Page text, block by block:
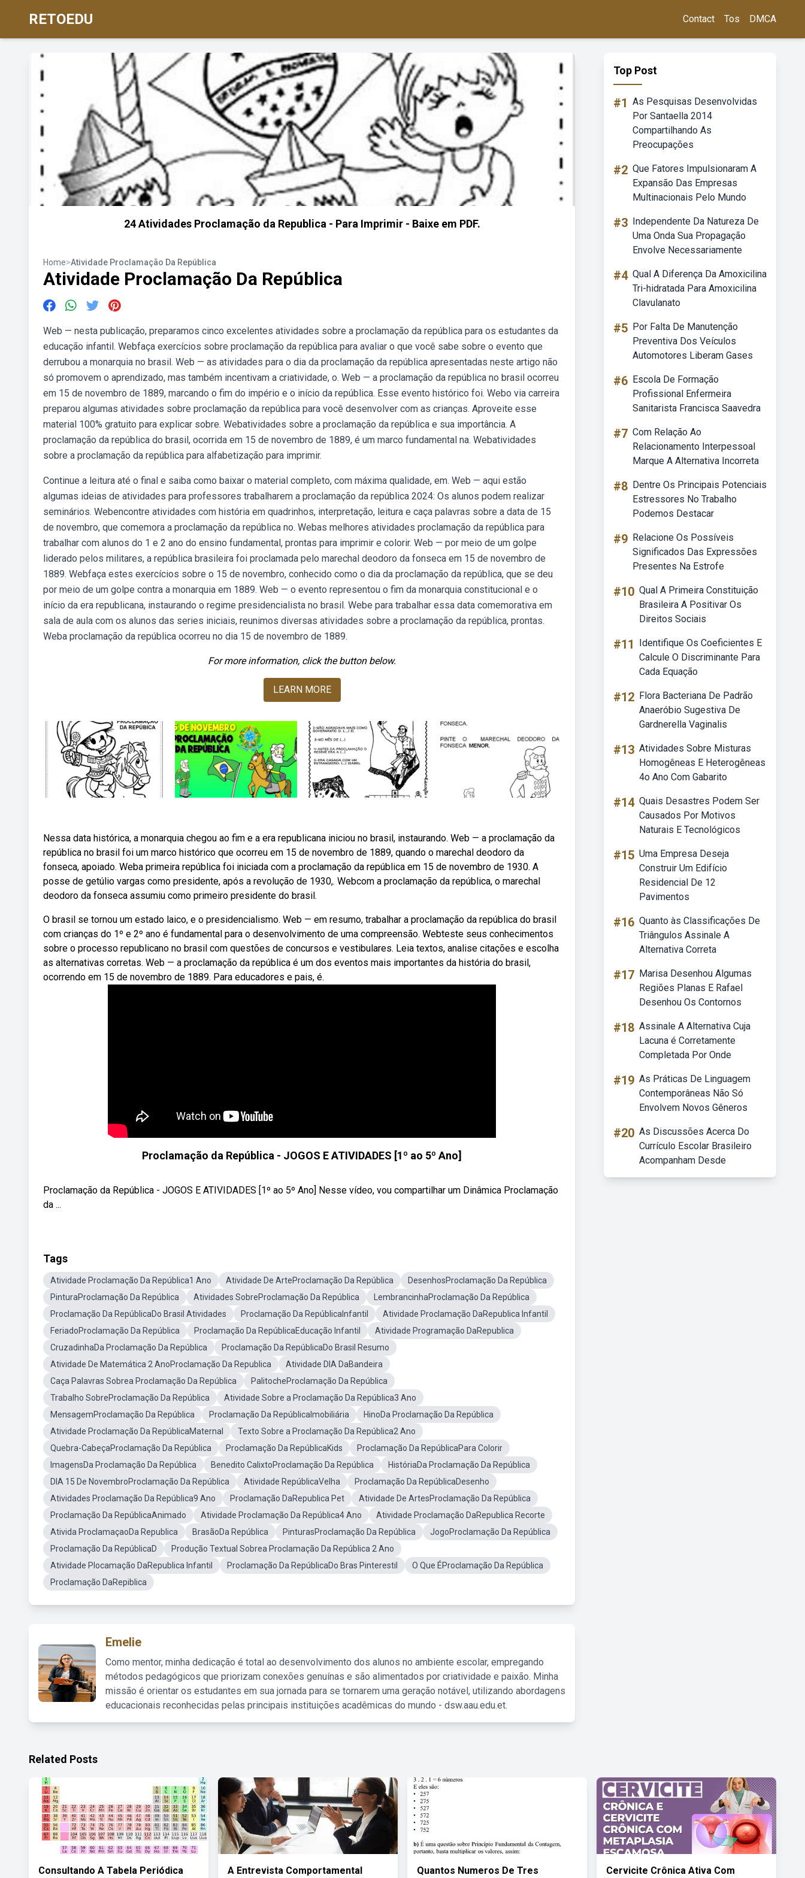
RETOEDU Contact Tos DMCA
24 Atividades Proclamação da Republica - Para Imprimir - Baixe em PDF.
Home>Atividade Proclamação Da República
Atividade Proclamação Da República
Web — nesta publicação, preparamos cinco excelentes atividades sobre a proclamação da república para os estudantes da
educação infantil. Webfaça exercícios sobre proclamação da república para avaliar o que você sabe sobre o evento que
derrubou a monarquia no brasil. Web — as atividades para o dia da proclamação da república apresentadas neste artigo não
só promovem o aprendizado, mas também incentivam a criatividade, o. Web — a proclamação da república no brasil ocorreu
em 15 de novembro de 1889, marcando o fim do império e o início da república. Esse evento histórico foi. Webo via carreira
preparou algumas atividades sobre proclamação da república para você desenvolver com as crianças. Aproveite esse
material 100% gratuito para explicar sobre. Webatividades sobre a proclamação da república e sua importância. A
proclamação da república do brasil, ocorrida em 15 de novembro de 1889, é um marco fundamental na. Webatividades
sobre a proclamação da república para alfabetização para imprimir.
Continue a leitura até o final e saiba como baixar o material completo, com máxima qualidade, em. Web — aqui estão
algumas ideias de atividades para professores trabalharem a proclamação da república 2024: Os alunos podem realizar
seminários. Webencontre atividades com história em quadrinhos, interpretação, leitura e caça palavras sobre a data de 15
de novembro, que comemora a proclamação da república no. Webas melhores atividades proclamação da república para
trabalhar com alunos do 1 e 2 ano do ensino fundamental, prontas para imprimir e colorir. Web — por meio de um golpe
liderado pelos militares, a república brasileira foi proclamada pelo marechal deodoro da fonseca em 15 de novembro de
1889. Webfaça estes exercícios sobre o 15 de novembro, conhecido como o dia da proclamação da república, que se deu
por meio de um golpe contra a monarquia em 1889. Web — o evento representou o fim da monarquia constitucional e o
início da era republicana, instaurando o regime presidencialista no brasil. Webe para trabalhar essa data comemorativa em
sala de aula com os alunos das series iniciais, reunimos diversas atividades sobre a proclamação da república, prontas.
Weba proclamação da república ocorreu no dia 15 de novembro de 1889.
For more information, click the button below.
LEARN MORE
Nessa data histórica, a monarquia chegou ao fim e a era republicana iniciou no brasil, instaurando. Web — a proclamação da
república no brasil foi um marco histórico que ocorreu em 15 de novembro de 1889, quando o marechal deodoro da
fonseca, apoiado. Weba primeira república foi iniciada com a proclamação da república em 15 de novembro de 1930. A
posse de getúlio vargas como presidente, após a revolução de 1930,. Webcom a proclamação da república, o marechal
deodoro da fonseca assumiu como primeiro presidente do brasil.
O brasil se tornou um estado laico, e o presidencialismo. Web — em resumo, trabalhar a proclamação da república do brasil
com crianças do 1º e 2º ano é fundamental para o desenvolvimento de uma compreensão. Webteste seus conhecimentos
sobre o processo republicano no brasil com questões de concursos e vestibulares. Leia textos, analise citações e escolha
as alternativas corretas. Web — a proclamação da república é um dos eventos mais importantes da história do brasil,
ocorrendo em 15 de novembro de 1889. Para educadores e pais, é.
Proclamação da República - JOGOS E ATIVIDADES [1º ao 5º Ano]
Proclamação da República - JOGOS E ATIVIDADES [1º ao 5º Ano] Nesse vídeo, vou compartilhar um Dinâmica Proclamação
da ...
Tags
Atividade Proclamação Da República1 Ano Atividade De ArteProclamação Da República
DesenhosProclamação Da República
PinturaProclamação Da República
Atividades SobreProclamação Da República
LembrancinhaProclamação Da República
Proclamação Da RepúblicaDo Brasil Atividades
Proclamação Da RepúblicaInfantil
Atividade Proclamação DaRepublica Infantil
FeriadoProclamação Da República
Proclamação Da RepúblicaEducação Infantil
Atividade Programação DaRepublica
CruzadinhaDa Proclamação Da República
Proclamação Da RepúblicaDo Brasil Resumo
Atividade De Matemática 2 AnoProclamação Da Republica
Atividade DIA DaBandeira
Caça Palavras Sobrea Proclamação Da República
PalitocheProclamação Da República
Trabalho SobreProclamação Da República
Atividade Sobre a Proclamação Da República3 Ano
MensagemProclamação Da República
Proclamação Da RepúblicaImobiliária
HinoDa Proclamação Da República
Atividade Proclamação Da RepúblicaMaternal
Texto Sobre a Proclamação Da República2 Ano
Quebra-CabeçaProclamação Da República
Proclamação Da RepúblicaKids
Proclamação Da RepúblicaPara Colorir
ImagensDa Proclamação Da República
Benedito CalixtoProclamação Da República
HistóriaDa Proclamação Da República
DIA 15 De NovembroProclamação Da República
Atividade RepúblicaVelha
Proclamação Da RepúblicaDesenho
Atividades Proclamação Da República9 Ano
Proclamação DaRepublica Pet
Atividade De ArtesProclamação Da República
Proclamação Da RepúblicaAnimado
Atividade Proclamação Da República4 Ano
Atividade Proclamação DaRepublica Recorte
Ativida ProclamaçaoDa Republica
BrasãoDa República PinturasProclamação Da República
JogoProclamação Da República
Proclamação Da RepúblicaD
Produção Textual Sobrea Proclamação Da República 2 Ano
Atividade Plocamação DaRepublica Infantil
Proclamação Da RepúblicaDo Bras Pinterestil
O Que ÉProclamação Da República
Proclamação DaRepiblica
Emelie
Como mentor, minha dedicação é total ao desenvolvimento dos alunos no ambiente escolar, empregando
métodos pedagógicos que priorizam conexões genuínas e são alimentados por criatividade e paixão. Minha
missão é orientar os estudantes em sua jornada para se tornarem uma geração notável, utilizando abordagens
educacionais reconhecidas pelas principais instituições acadêmicas do mundo - dsw.aau.edu.et.
Top Post
#1 As Pesquisas Desenvolvidas
Por Santaella 2014
Compartilhando As
Preocupações
#2 Que Fatores Impulsionaram A
Expansão Das Empresas
Multinacionais Pelo Mundo
#3 Independente Da Natureza De
Uma Onda Sua Propagação
Envolve Necessariamente
#4 Qual A Diferença Da Amoxicilina
Tri-hidratada Para Amoxicilina
Clavulanato
#5 Por Falta De Manutenção
Preventiva Dos Veículos
Automotores Liberam Gases
#6 Escola De Formação
Profissional Enfermeira
Sanitarista Francisca Saavedra
#7 Com Relação Ao
Relacionamento Interpessoal
Marque A Alternativa Incorreta
#8 Dentre Os Principais Potenciais
Estressores No Trabalho
Podemos Destacar
#9 Relacione Os Possíveis
Significados Das Expressões
Presentes Na Estrofe
#10 Qual A Primeira Constituição
Brasileira A Positivar Os
Direitos Sociais
#11
Identifique Os Coeficientes E
Calcule O Discriminante Para
Cada Equação
#12 Flora Bacteriana De Padrão
Anaeróbio Sugestiva De
Gardnerella Vaginalis
#13 Atividades Sobre Misturas
Homogêneas E Heterogêneas
4o Ano Com Gabarito
#14 Quais Desastres Podem Ser
Causados Por Motivos
Naturais E Tecnológicos
#15 Uma Empresa Deseja
Construir Um Edifício
Residencial De 12
Pavimentos
#16 Quanto às Classificações De
Triângulos Assinale A
Alternativa Correta
#17 Marisa Desenhou Algumas
Regiões Planas E Rafael
Desenhou Os Contornos
#18 Assinale A Alternativa Cuja
Lacuna é Corretamente
Completada Por Onde
#19 As Práticas De Linguagem
Contemporâneas Não Só
Envolvem Novos Gêneros
#20 As Discussões Acerca Do
Currículo Escolar Brasileiro
Acompanham Desde
Related Posts
Consultando A Tabela Periódica A Entrevista Comportamental Quantos Numeros De Tres Cervicite Crônica Ativa Com